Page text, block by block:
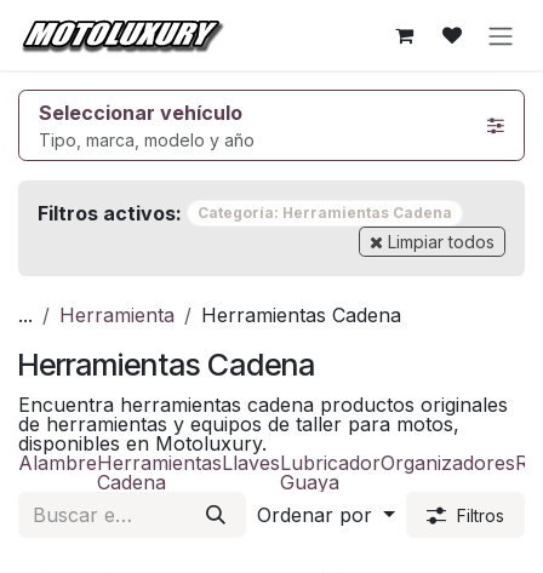
Ir al contenido
Seleccionar vehículo
Tipo, marca, modelo y año
Filtros activos: Categoría: Herramientas Cadena
Limpiar todos
... Herramienta Herramientas Cadena
Herramientas Cadena
Encuentra herramientas cadena productos originales
de herramientas y equipos de taller para motos,
disponibles en Motoluxury.
AlambreHerramientas
Cadena
LlavesLubricador
Guaya
Organizadores
Ordenar por Filtros